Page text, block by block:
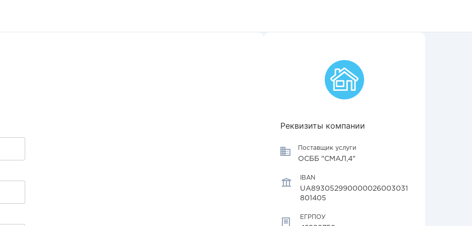
Реквизиты компании
Поставщик услуги
ОСББ "СМАЛ,4"
IBAN
UA893052990000026003031
801405
ЕГРПОУ